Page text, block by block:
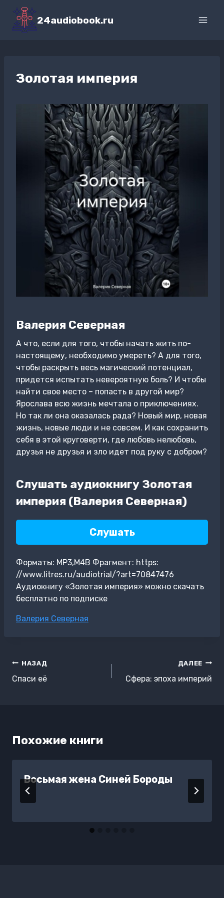
Перейти
содержимому
24audiobook.ru
Золотая империя
Валерия Северная
А что, если для того, чтобы начать жить по-
настоящему, необходимо умереть? А для того,
чтобы раскрыть весь магический потенциал,
придется испытать невероятную боль? И чтобы
найти свое место – попасть в другой мир?
Ярослава всю жизнь мечтала о приключениях.
Но так ли она оказалась рада? Новый мир, новая
жизнь, новые люди и не совсем. И как сохранить
себя в этой круговерти, где любовь нелюбовь,
друзья не друзья и зло идет под руку с добром?
Слушать аудиокнигу Золотая
империя (Валерия Северная)
Слушать
Форматы: MP3,M4B Фрагмент: https:
//www.litres.ru/audiotrial/?art=70847476
Аудиокнигу «Золотая империя» можно скачать
бесплатно по подписке
Метки
Валерия Северная
Навигация
по
НАЗАД
Спаси её
ДАЛЕЕ
Сфера: эпоха империй
Похожие книги
Восьмая жена Синей Бороды